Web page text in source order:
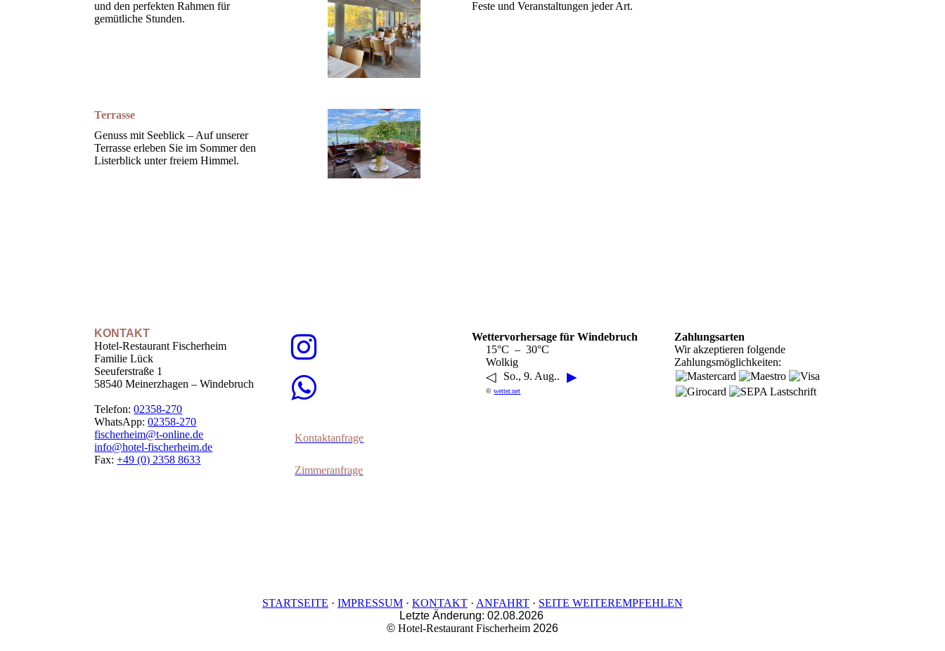
und den perfekten Rahmen für
gemütliche Stunden.
Feste und Veranstaltungen jeder Art.
Terrasse
Genuss mit Seeblick – Auf unserer
Terrasse erleben Sie im Sommer den
Listerblick unter freiem Himmel.
KONTAKT
Hotel-Restaurant Fischerheim
Familie Lück
Seeuferstraße 1
58540 Meinerzhagen – Windebruch
Telefon:02358-270
WhatsApp:02358-270
fischerheim@t-online.de
info@hotel-fischerheim.de
Fax:+49 (0) 2358 8633
Kontaktanfrage
Zimmeranfrage
Wettervorhersage für Windebruch
15°C – 30°C
Wolkig
◁ So., 9. Aug.. ▶
©wetter.net
Zahlungsarten
Wir akzeptieren folgende
Zahlungsmöglichkeiten:
STARTSEITE · IMPRESSUM · KONTAKT · ANFAHRT · SEITE WEITEREMPFEHLEN
Letzte Änderung: 02.08.2026
© Hotel-Restaurant Fischerheim 2026